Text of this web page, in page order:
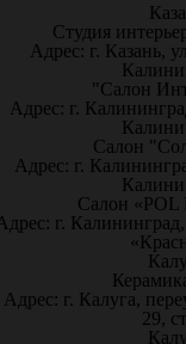
Студия
Адрес: г. Казань,
"Салон
Адрес: г.
Салон
Адрес: г.
Салон
г.
Адрес: г. Калуга,
29,